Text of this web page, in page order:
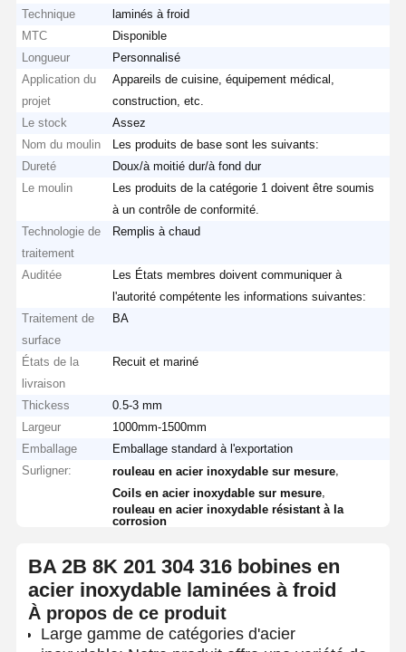
Aperçu Produits
A Propos De Visite D'usine
Technique
laminés à froid
MTC
Disponible
Longueur
Personnalisé
Application du
projet
Appareils de cuisine, équipement médical,
construction, etc.
Le stock
Assez
Nom du moulin
Les produits de base sont les suivants:
Dureté
Doux/à moitié dur/à fond dur
Le moulin
Les produits de la catégorie 1 doivent être soumis
à un contrôle de conformité.
Technologie de
traitement
Remplis à chaud
Auditée
Les États membres doivent communiquer à
l'autorité compétente les informations suivantes:
Traitement de
surface
BA
États de la
livraison
Recuit et mariné
Thickess
0.5-3 mm
Largeur
1000mm-1500mm
Emballage
Emballage standard à l'exportation
Surligner:
rouleau en acier inoxydable sur mesure
Coils en acier inoxydable sur mesure
rouleau en acier inoxydable résistant à la
corrosion
BA 2B 8K 201 304 316 bobines en
acier inoxydable laminées à froid
À propos de ce produit
Large gamme de catégories d'acier